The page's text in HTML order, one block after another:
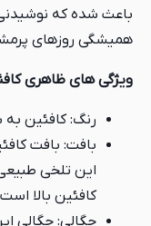
باعث شده که
همیشگی روزهای
ویژگی های ظاهری
رنگ: کافئین
بافت: بافت
این تلخی
کافئین بالا
چگالی: چگالی این ماده 1.2 گرم بر